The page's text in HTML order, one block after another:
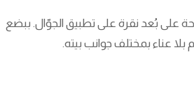
على بُعد نقرة على تطبيق الجوّال. ببضع
عناء بمختلف جوانب بيته.